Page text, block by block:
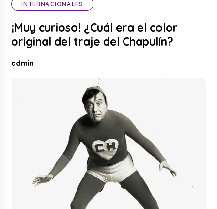
INTERNACIONALES
¡Muy curioso! ¿Cuál era el color
original del traje del Chapulín?
admin